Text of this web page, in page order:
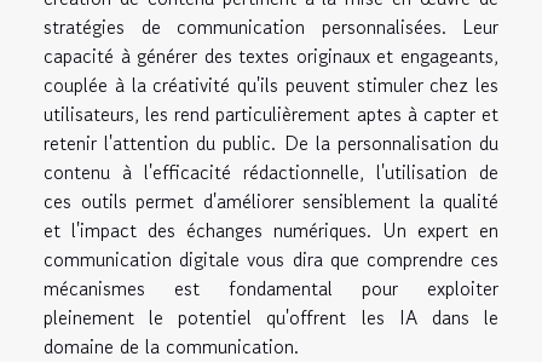
stratégies de communication personnalisées. Leur
capacité à générer des textes originaux et engageants,
couplée à la créativité qu'ils peuvent stimuler chez les
utilisateurs, les rend particulièrement aptes à capter et
retenir l'attention du public. De la personnalisation du
contenu à l'efficacité rédactionnelle, l'utilisation de
ces outils permet d'améliorer sensiblement la qualité
et l'impact des échanges numériques. Un expert en
communication digitale vous dira que comprendre ces
mécanismes est fondamental pour exploiter
pleinement le potentiel qu'offrent les IA dans le
domaine de la communication.